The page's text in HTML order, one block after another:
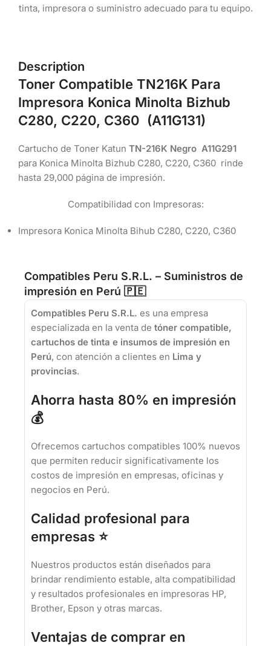
tinta, impresora o suministro adecuado para tu equipo.
Description
Toner Compatible TN216K Para
Impresora Konica Minolta Bizhub
C280, C220, C360 (A11G131)
Cartucho de Toner Katun TN-216K Negro A11G291
para Konica Minolta Bizhub C280, C220, C360 rinde
hasta 29,000 página de impresión.
Compatibilidad con Impresoras:
Impresora Konica Minolta Bihub C280, C220, C360
Compatibles Peru S.R.L. – Suministros de
impresión en Perú 🇵🇪
Compatibles Peru S.R.L. es una empresa
especializada en la venta de tóner compatible,
cartuchos de tinta e insumos de impresión en
Perú, con atención a clientes en Lima y
provincias.
Ahorra hasta 80% en impresión
💰
Ofrecemos cartuchos compatibles 100% nuevos
que permiten reducir significativamente los
costos de impresión en empresas, oficinas y
negocios en Perú.
Calidad profesional para
empresas ⭐
Nuestros productos están diseñados para
brindar rendimiento estable, alta compatibilidad
y resultados profesionales en impresoras HP,
Brother, Epson y otras marcas.
Ventajas de comprar en